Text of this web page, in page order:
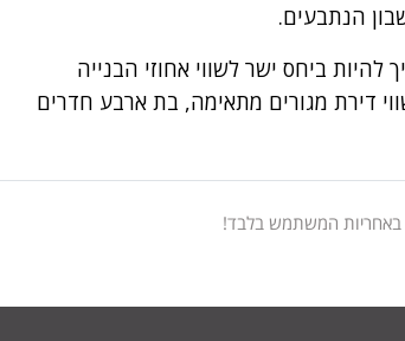
הנתבעים.
ביחס ישר לשווי אחוזי הבנייה
דירת מגורים מתאימה, בת ארבע חדרים
באחריות המשתמש בלבד!